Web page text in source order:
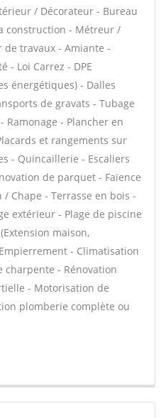
/ Décorateur - Bureau
construction - Métreur /
travaux - Amiante -
- Loi Carrez - DPE
énergétiques) - Dalles
de gravats - Tubage
Ramonage - Plancher en
et rangements sur
- Quincaillerie - Escaliers
de parquet - Faïence
Chape - Terrasse en bois -
extérieur - Plage de piscine
maison,
- Climatisation
- Rénovation
- Motorisation de
plomberie complète ou